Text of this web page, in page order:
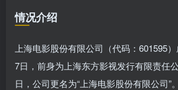
情况介绍
上海电影股份有限公司（代码：601595
7日，前身为上海东方影视发行有限责任
日，公司更名为“上海电影股份有限公司”